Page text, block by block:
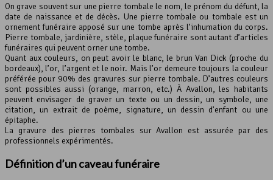
On grave souvent sur une pierre tombale le nom, le prénom du défunt, la
date de naissance et de décès. Une pierre tombale ou tombale est un
ornement funéraire apposé sur une tombe après l’inhumation du corps.
Pierre tombale, jardinière, stèle, plaque funéraire sont autant d’articles
funéraires qui peuvent orner une tombe.
Quant aux couleurs, on peut avoir le blanc, le brun Van Dick (proche du
bordeaux), l’or, l’argent et le noir. Mais l’or demeure toujours la couleur
préférée pour 90% des gravures sur pierre tombale. D’autres couleurs
sont possibles aussi (orange, marron, etc.) À Avallon, les habitants
peuvent envisager de graver un texte ou un dessin, un symbole, une
citation, un extrait de poème, signature, un dessin d’enfant ou une
épitaphe.
La gravure des pierres tombales sur Avallon est assurée par des
professionnels expérimentés.
Définition d’un caveau funéraire